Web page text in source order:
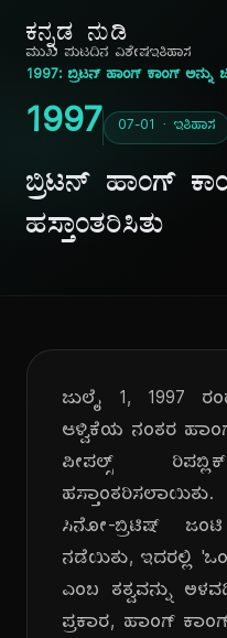
ಕನ್ನಡ ನುಡಿ
ಮುಖ ಪುಟದಿನ ವಿಶೇಷಇತಿಹಾಸ
1997: ಬ್ರಿಟನ್ ಹಾಂಗ್ ಕಾಂಗ್ ಅನ್ನು
1997 07-01 · ಇತಿಹಾಸ
ಬ್ರಿಟನ್ ಹಾಂಗ್
ಹಸ್ತಾಂತರಿಸಿತು
ಜುಲೈ 1, 1997
ಆಳ್ವಿಕೆಯ ನಂತರ
ಪೀಪಲ್ಸ್
ಸಿನೋ-ಬ್ರಿಟಿಷ್
ನಡೆಯಿತು, ಇದರಲ್ಲಿ
ಎಂಬ ತತ್ವವನ್ನು
ಪ್ರಕಾರ, ಹಾಂಗ್